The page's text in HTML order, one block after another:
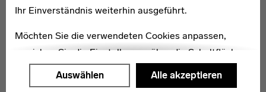
Ihr Einverständnis weiterhin ausgeführt.
Möchten Sie die verwendeten Cookies anpassen,
erreichen Sie die Einstellungen über die Schaltfläche
"Auswählen".
Auswählen Alle akzeptieren
Übernachtung in Hamburg
2. Tag: Auf den Spuren der
Moderne